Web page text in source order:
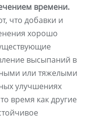
времени.
что добавки и
хорошо
высыпаний в
или тяжелыми
улучшениях
время как другие